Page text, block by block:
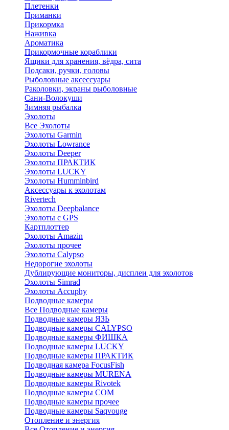
Плетенки
Приманки
Прикормка
Наживка
Ароматика
Прикормочные кораблики
Ящики для хранения, вёдра, сита
Подсаки, ручки, головы
Рыболовные аксессуары
Раколовки, экраны рыболовные
Сани-Волокуши
Зимняя рыбалка
Эхолоты
Все Эхолоты
Эхолоты Garmin
Эхолоты Lowrance
Эхолоты Deeper
Эхолоты ПРАКТИК
Эхолоты LUCKY
Эхолоты Humminbird
Аксессуары к эхолотам
Rivertech
Эхолоты Deepbalance
Эхолоты с GPS
Картплоттер
Эхолоты Amazin
Эхолоты прочее
Эхолоты Calypso
Недорогие эхолоты
Дублирующие мониторы, дисплеи для эхолотов
Эхолоты Simrad
Эхолоты Accuphy
Подводные камеры
Все Подводные камеры
Подводные камеры ЯЗЬ
Подводные камеры CALYPSO
Подводные камеры ФИШКА
Подводные камеры LUCKY
Подводные камеры ПРАКТИК
Подводная камера FocusFish
Подводные камеры MURENA
Подводные камеры Rivotek
Подводные камеры СОМ
Подводные камеры прочее
Подводные камеры Saqvouge
Отопление и энергия